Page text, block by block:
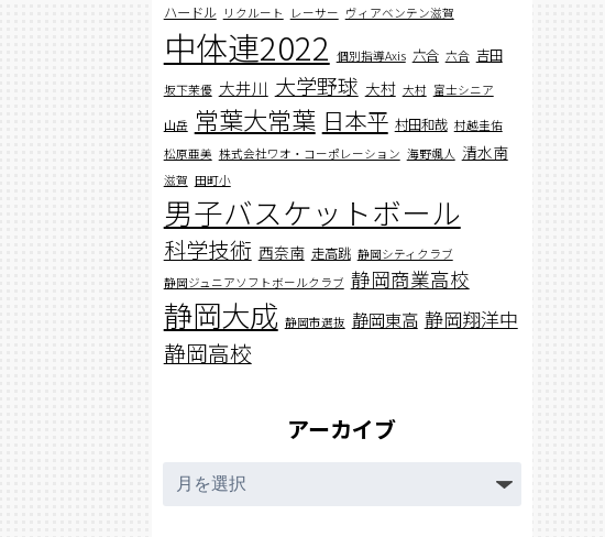
ハードル リクルート レーサー ヴィアベンテン滋賀
中体連2022 個別指導Axis 六合 六合 吉田
坂下茉優 大井川 大学野球 大村 大村 富士シニア
山岳 常葉大常葉 日本平 村田和哉 村越圭佑
松原亜美 株式会社ワオ・コーポレーション 海野颯人 清水南
滋賀 田町小
男子バスケットボール
科学技術 西奈南 走高跳 静岡シティクラブ
静岡ジュニアソフトボールクラブ 静岡商業高校
静岡大成 静岡市選抜 静岡東高 静岡翔洋中
静岡高校
アーカイブ
ー